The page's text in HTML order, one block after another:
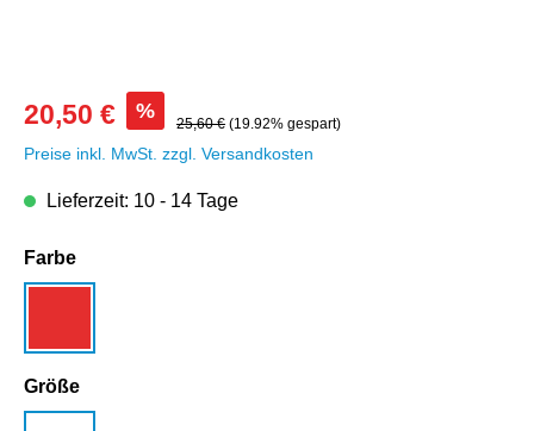
20,50 € %
25,60 € (19.92% gespart)
Preise inkl. MwSt. zzgl. Versandkosten
Lieferzeit: 10 - 14 Tage
Farbeauswählen
Größeauswählen